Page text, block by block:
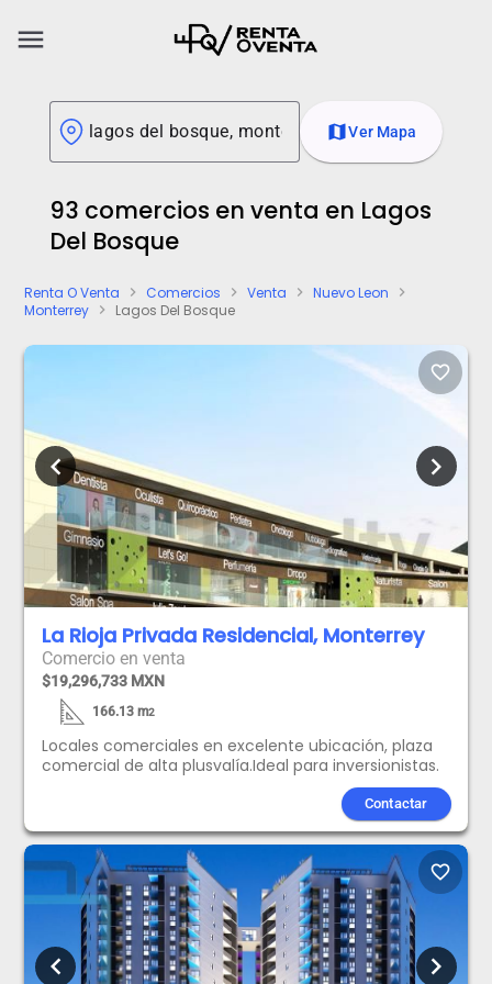
menu
mapVer Mapa
93 comercios en venta en Lagos
Del Bosque
Renta O Venta chevron_right Comercios chevron_right Venta chevron_right Nuevo Leon chevron_right
Monterrey chevron_right Lagos Del Bosque
favorite_border
chevron_left chevron_right
La Rioja Privada Residencial, Monterrey
Comercio en venta
$19,296,733 MXN
166.13m2
Locales comerciales en excelente ubicación, plaza
comercial de alta plusvalía.Ideal para inversionistas.
Contactar
favorite_border
chevron_left chevron_right